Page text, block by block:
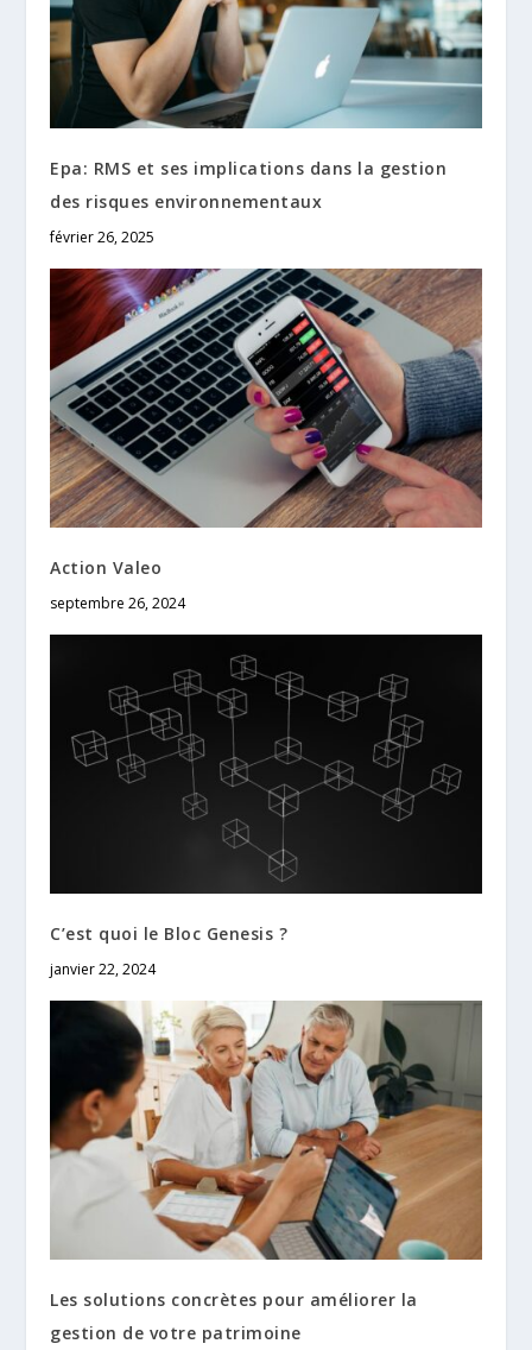
Epa: RMS et ses implications dans la gestion
des risques environnementaux
février 26, 2025
Action Valeo
septembre 26, 2024
C’est quoi le Bloc Genesis ?
janvier 22, 2024
Les solutions concrètes pour améliorer la
gestion de votre patrimoine